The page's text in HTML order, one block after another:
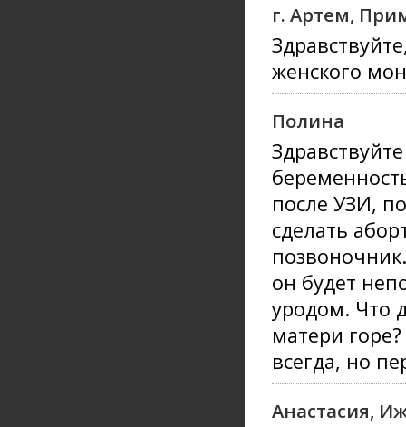
г. Артем,
женского
Полина
после УЗИ,
сделать
он будет
уродом. Что
матери
всегда, но
Анастасия,